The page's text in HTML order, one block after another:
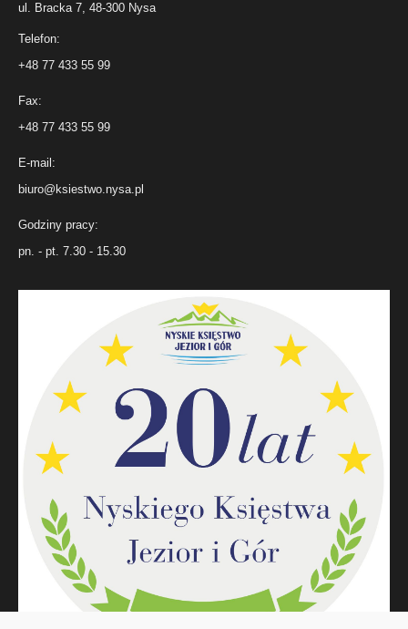
ul. Bracka 7, 48-300 Nysa
Telefon:
+48 77 433 55 99
Fax:
+48 77 433 55 99
E-mail:
biuro@ksiestwo.nysa.pl
Godziny pracy:
pn. - pt. 7.30 - 15.30